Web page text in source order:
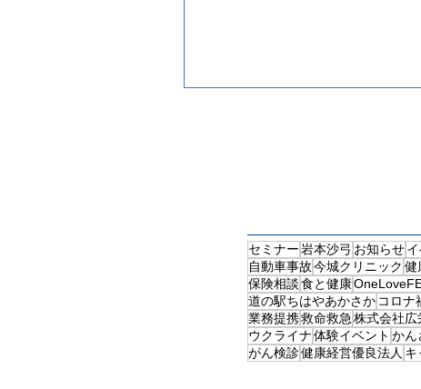
セミナー岩本沙弓 お知らせ
自動車事故今城クリニック 健
保険相談食と健康
道の駅ちはやあかさか コロナ
業務提携救命救急株式会社広
ウクライナ体験イベント かん
がん検診健康経営優良法人 キ